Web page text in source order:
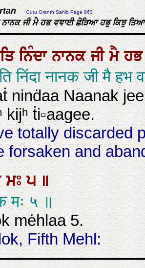
Guru Granth Sahib Page 963
ਨਾਨਕ ਜੀ ਮੈ ਹਭ ਵਞਾਈ ਛੋੜਿਆ ਹਭੁ ਕਿਝੁ
ਨਿੰਦਾਨਾਨਕਜੀਮੈ
निंदा नानक जी मै हभ
ninḋaa Naanak
kijʰ ṫi▫aagee.
totally discarded
forsaken and
ਮਃ੫॥
मः ५ ॥
mėhlaa 5.
Fifth Mehl: